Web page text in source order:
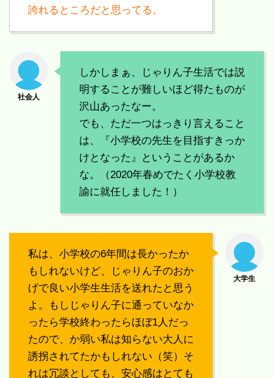
誇れるところだと思ってる。
しかしまぁ、じゃりん子生活では説
明することが難しいほど得たものが
沢山あったなー。
でも、ただ一つはっきり言えること
は、『小学校の先生を目指すきっか
けとなった』ということがあるか
な。（2020年春めでたく小学校教
諭に就任しました！）
私は、小学校の6年間は長かったか
もしれないけど、じゃりん子のおか
げで良い小学生生活を送れたと思う
よ。もしじゃりん子に通っていなか
ったら学校終わったらほぼ1人だっ
たので、か弱い私は知らない大人に
誘拐されてたかもしれない（笑）そ
れは冗談としても、安心感はとても